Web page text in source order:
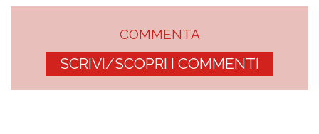
COMMENTA
SCRIVI/SCOPRI I COMMENTI